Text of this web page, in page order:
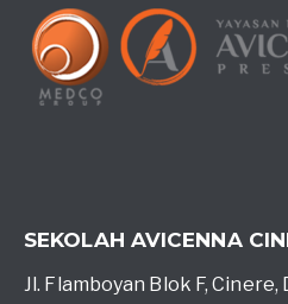
SEKOLAH AVICENNA
Jl. Flamboyan Blok F, Cinere,